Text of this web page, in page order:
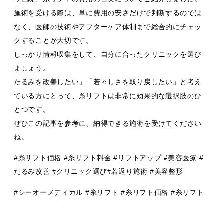
施術を受ける際は、単に費用の安さだけで判断するのでは
なく、医師の技術やアフターケア体制まで総合的にチェッ
クすることが大切です。
しっかり情報収集をして、自分に合ったクリニックを選び
ましょう。
たるみを改善したい」「若々しさを取り戻したい」と考え
ている方にとって、糸リフトは非常に効果的な選択肢のひ
とつです。
ぜひこの記事を参考に、納得できる施術を受けてください
ね。
#糸リフト価格 #糸リフト料金 #リフトアップ #美容医療 #
たるみ改善 #クリニック選び#若返り施術 #美容整形
#シーオーメディカル #糸リフト #糸リフト価格 #糸リフト